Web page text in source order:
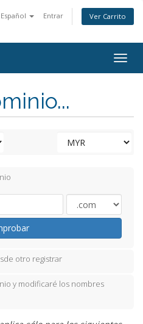
Español Entrar Ver Carrito
otro registrar
y modificaré los nombres